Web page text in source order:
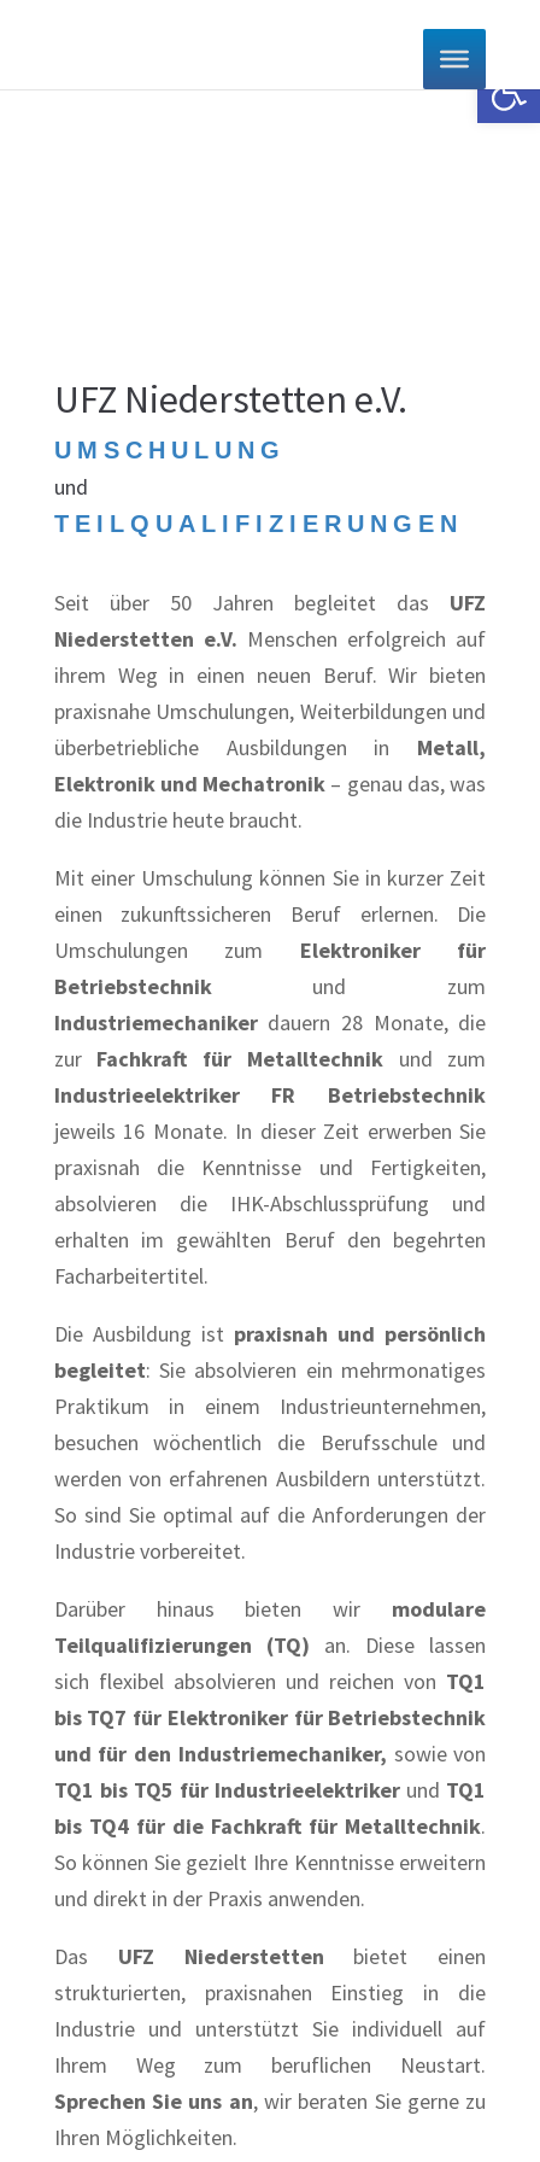
UFZ Niederstetten e.V.
UMSCHULUNG
und
TEILQUALIFIZIERUNGEN
Seit über 50 Jahren begleitet das UFZ
Niederstetten e.V. Menschen erfolgreich auf
ihrem Weg in einen neuen Beruf. Wir bieten
praxisnahe Umschulungen, Weiterbildungen und
überbetriebliche Ausbildungen in Metall,
Elektronik und Mechatronik – genau das, was
die Industrie heute braucht.
Mit einer Umschulung können Sie in kurzer Zeit
einen zukunftssicheren Beruf erlernen. Die
Umschulungen zum Elektroniker für
Betriebstechnikund zum
Industriemechanikerdauern 28 Monate, die
zur Fachkraft für Metalltechnikund zum
Industrieelektriker FR Betriebstechnik
jeweils 16 Monate. In dieser Zeit erwerben Sie
praxisnah die Kenntnisse und Fertigkeiten,
absolvieren die IHK-Abschlussprüfung und
erhalten im gewählten Beruf den begehrten
Facharbeitertitel.
Die Ausbildung ist praxisnah und persönlich
begleitet: Sie absolvieren ein mehrmonatiges
Praktikum in einem Industrieunternehmen,
besuchen wöchentlich die Berufsschule und
werden von erfahrenen Ausbildern unterstützt.
So sind Sie optimal auf die Anforderungen der
Industrie vorbereitet.
Darüber hinaus bieten wir modulare
Teilqualifizierungen (TQ) an. Diese lassen
sich flexibel absolvieren und reichen von TQ1
bis TQ7 für Elektroniker für Betriebstechnik
und für den Industriemechaniker, sowie von
TQ1 bis TQ5 für Industrieelektriker und TQ1
bis TQ4 für die Fachkraft für Metalltechnik.
So können Sie gezielt Ihre Kenntnisse erweitern
und direkt in der Praxis anwenden.
Das UFZ Niederstetten bietet einen
strukturierten, praxisnahen Einstieg in die
Industrie und unterstützt Sie individuell auf
Ihrem Weg zum beruflichen Neustart.
Sprechen Sie uns an, wir beraten Sie gerne zu
Ihren Möglichkeiten.